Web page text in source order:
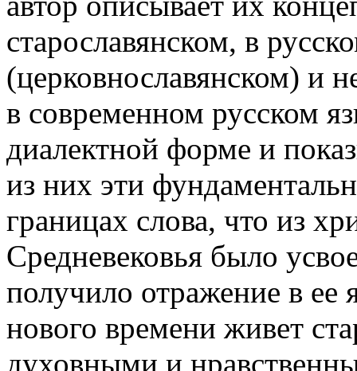
старославянском, в
(церковнославянском) и
в современном русском
диалектной форме и
из них эти
границах слова, что из
Средневековья было
получило отражение в ее
нового времени живет
духовными и